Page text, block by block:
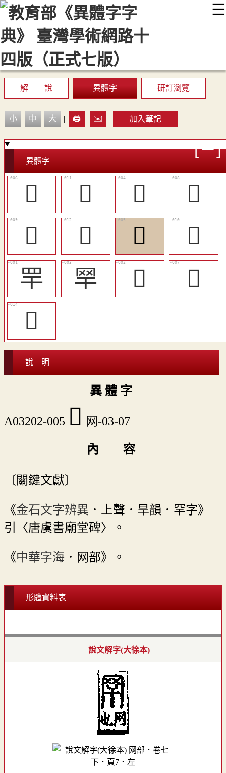
☰
::: 最新消息 常見問題 編輯說明
顯示模式
解 說 異體字 研訂瀏覽
小 中 大 | 🖨️ ✉️ | 加入筆記
異體字
󴢠 󴢤 󳣴
󱗵
󴢢
󴢥 󴢟
󴢣
䍐
䍑 𦉻
󴢡
󴢦
說 明
異 體 字
A03202-005 󴢟 网-03-07
內 容
〔關鍵文獻〕
《金石文字辨異 ．上聲．旱韻．罕字》
引〈唐虞書廟堂碑〉。
《中華字海 ．网部》。
形體資料表
說文解字(大徐本)